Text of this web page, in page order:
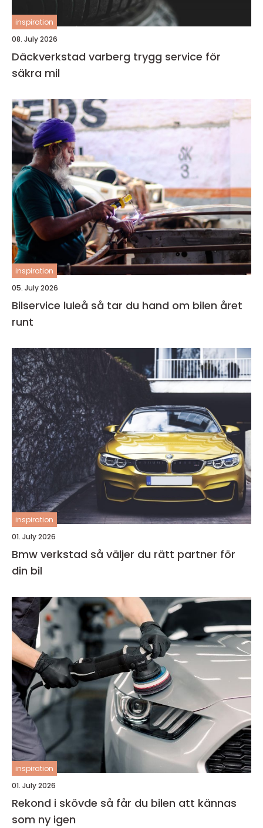
inspiration
08. July 2026
Däckverkstad varberg trygg service för
säkra mil
inspiration
05. July 2026
Bilservice luleå så tar du hand om bilen året
runt
inspiration
01. July 2026
Bmw verkstad så väljer du rätt partner för
din bil
inspiration
01. July 2026
Rekond i skövde så får du bilen att kännas
som ny igen